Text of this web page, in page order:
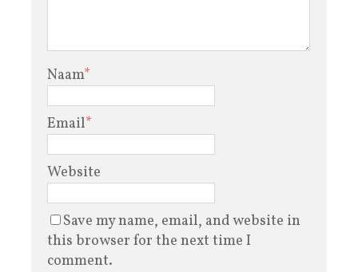
Naam*
Email*
Website
Save my name, email, and website in
this browser for the next time I
comment.